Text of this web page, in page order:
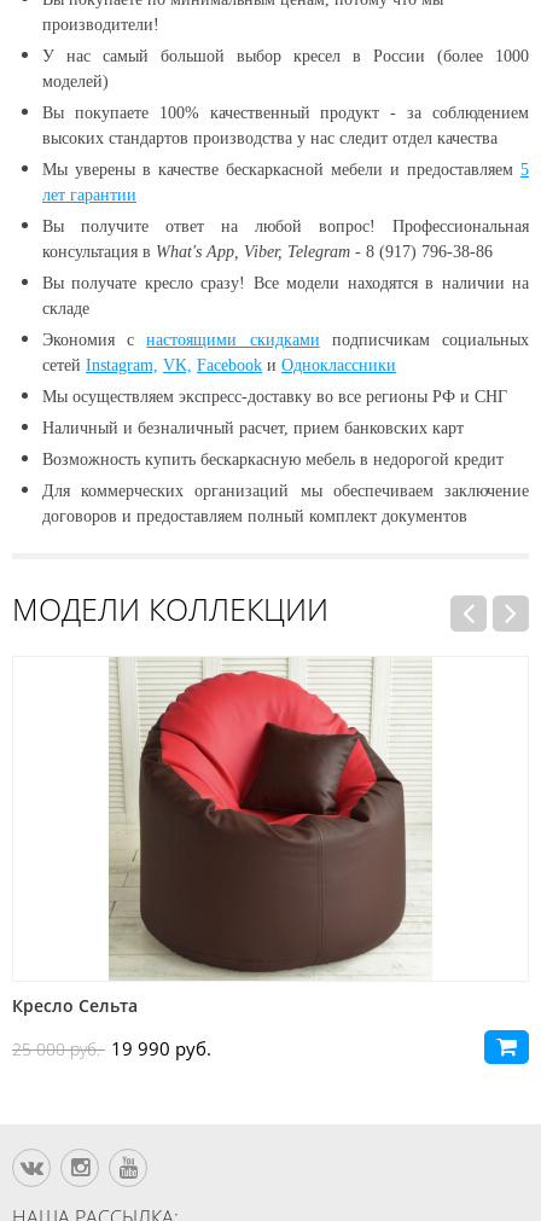
производители!
У нас самый большой выбор кресел в России (более 1000
моделей)
Вы покупаете 100% качественный продукт - за соблюдением
высоких стандартов производства у нас следит отдел качества
Мы уверены в качестве бескаркасной мебели и предоставляем 5
лет гарантии
Вы получите ответ на любой вопрос! Профессиональная
консультация в What's App, Viber, Telegram - 8 (917) 796-38-86
Вы получате кресло сразу! Все модели находятся в наличии на
складе
Экономия снастоящими скидками подписчикам социальных
сетей Instagram, VK, Facebook и Одноклассники
Мы осуществляем экспресс-доставку во все регионы РФ и СНГ
Наличный и безналичный расчет, прием банковских карт
Возможность купить бескаркасную мебель в недорогой кредит
Для коммерческих организаций мы обеспечиваем заключение
договоров и предоставляем полный комплект документов
МОДЕЛИ КОЛЛЕКЦИИ
25 000 руб.